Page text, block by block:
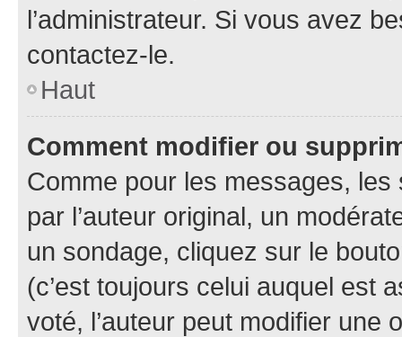
l’administrateur. Si vous avez
contactez-le.
Haut
Comment modifier ou
Comme pour les messages,
par l’auteur original, un
un sondage, cliquez sur le
(c’est toujours celui auquel est
voté, l’auteur peut modifier une